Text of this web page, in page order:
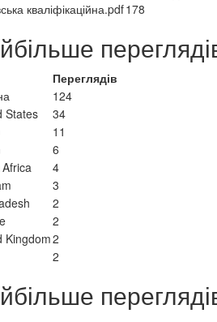
кваліфікаційна.pdf178
Переглядів
124
States
34
11
6
4
3
2
2
Kingdom2
2